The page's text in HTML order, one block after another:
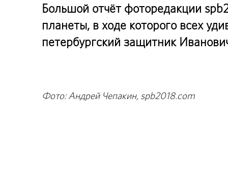
Большой отчёт фоторедакции
планеты, в ходе которого всех
петербургский защитник
Фото: Андрей Чепакин, spb2018.com